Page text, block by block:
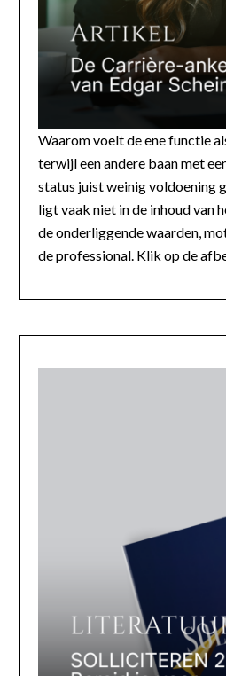
Waarom voelt de ene functie
terwijl een andere baan met
status juist weinig voldoening
ligt vaak niet in de inhoud van
de onderliggende waarden,
de professional. Klik op de